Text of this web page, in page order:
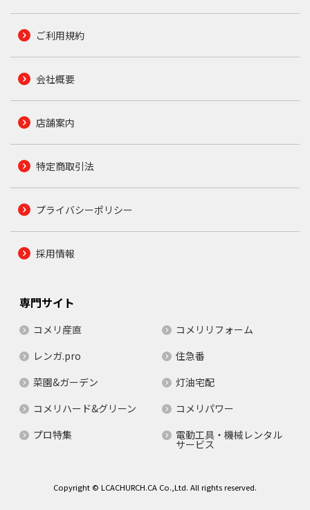
ご利用規約
会社概要
店舗案内
特定商取引法
プライバシーポリシー
採用情報
専門サイト
コメリ産直
コメリリフォーム
レンガ.pro
住急番
菜園&ガーデン
灯油宅配
コメリハード&グリーン
コメリパワー
プロ特集
電動工具・機械レンタル
サービス
Copyright © LCACHURCH.CA Co.,Ltd. All rights reserved.